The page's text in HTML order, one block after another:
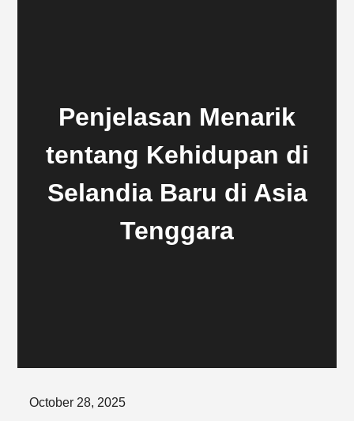
Penjelasan Menarik
tentang Kehidupan di
Selandia Baru di Asia
Tenggara
Posted
October 28, 2025